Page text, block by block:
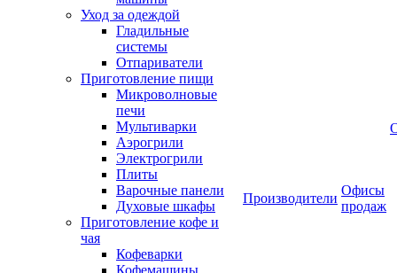
Уход за одеждой
Гладильные
системы
Отпариватели
Приготовление пищи
Микроволновые
печи
Мультиварки
Аэрогрили
Электрогрили
Плиты
Варочные панели
Духовые шкафы
Приготовление кофе и
чая
Кофеварки
Кофемашины
Производители
Офисы
продаж